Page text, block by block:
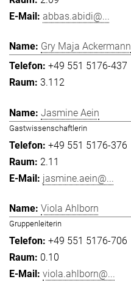
abbas.abidi@...
Gry Maja Ackermann
+49 551 5176-437
3.112
Jasmine Aein
Gastwissenschaftlerin
+49 551 5176-376
2.11
jasmine.aein@...
Viola Ahlborn
Gruppenleiterin
+49 551 5176-706
0.10
viola.ahlborn@...